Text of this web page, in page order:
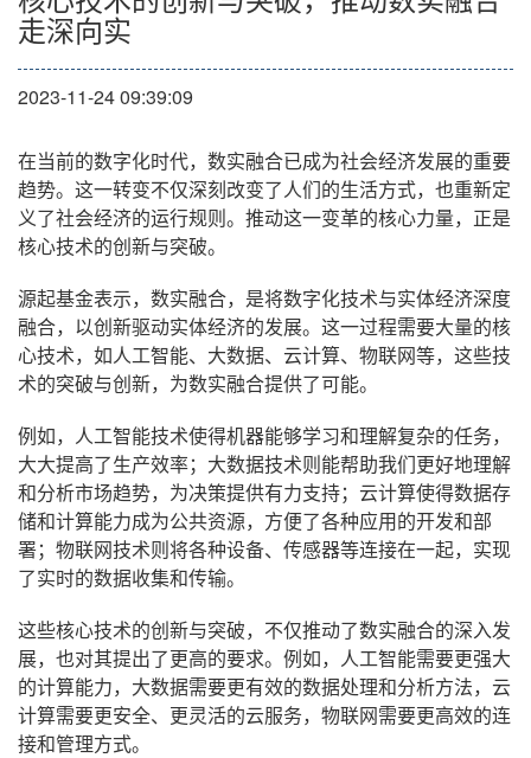
走深向实
2023-11-24 09:39:09
在当前的数字化时代，数实融合已成为社会经济发展的重要
趋势。这一转变不仅深刻改变了人们的生活方式，也重新定
义了社会经济的运行规则。推动这一变革的核心力量，正是
核心技术的创新与突破。
源起基金表示，数实融合，是将数字化技术与实体经济深度
融合，以创新驱动实体经济的发展。这一过程需要大量的核
心技术，如人工智能、大数据、云计算、物联网等，这些技
术的突破与创新，为数实融合提供了可能。
例如，人工智能技术使得机器能够学习和理解复杂的任务，
大大提高了生产效率；大数据技术则能帮助我们更好地理解
和分析市场趋势，为决策提供有力支持；云计算使得数据存
储和计算能力成为公共资源，方便了各种应用的开发和部
署；物联网技术则将各种设备、传感器等连接在一起，实现
了实时的数据收集和传输。
这些核心技术的创新与突破，不仅推动了数实融合的深入发
展，也对其提出了更高的要求。例如，人工智能需要更强大
的计算能力，大数据需要更有效的数据处理和分析方法，云
计算需要更安全、更灵活的云服务，物联网需要更高效的连
接和管理方式。